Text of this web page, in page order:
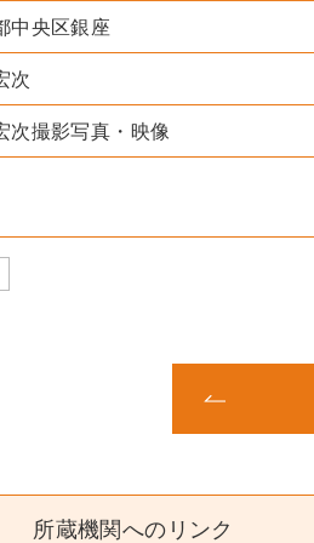
中央区銀座
次
次撮影写真・映像
所蔵機関へのリンク